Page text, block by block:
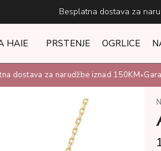
Besplatna dostava za
HAIE PRSTENJE OGRLICE
dostava za narudžbe iznad 150KM•